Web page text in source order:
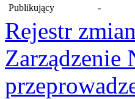
Publikujący
-
Rejestr zmian
Zarządzenie